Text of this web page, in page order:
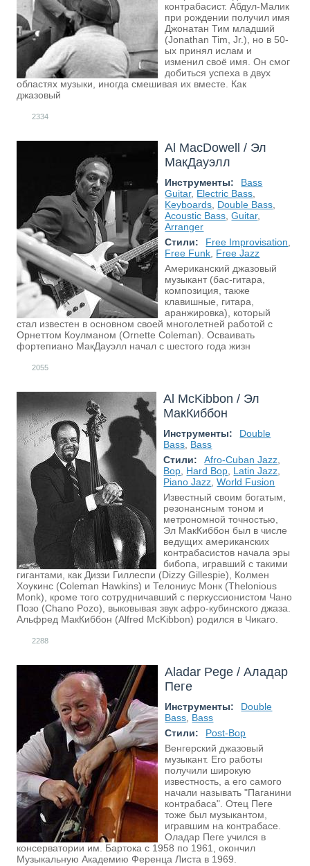
контрабасист. Абдул-Малик
при рождении получил имя
Джонатан Тим младший
(Jonathan Tim, Jr.), но в 50-
ых принял ислам и
изменил своё имя. Он смог
добиться успеха в двух
областях музыки, иногда смешивая их вместе. Как
джазовый
2334
Al MacDowell / Эл
МакДауэлл
Инструменты:
Bass
Guitar, Electric Bass
Keyboards Double Bass
Acoustic Bass ,Guitar,
Arranger
Стили:
Free Improvisation
Free Funk Free Jazz
Американский джазовый
музыкант (бас-гитара,
композиция, также
клавишные, гитара,
аранжировка), который
стал известен в основном своей многолетней работой с
Орнеттом Коулманом (Ornette Coleman). Осваивать
фортепиано МакДауэлл начал с шестого года жизн
2055
Al McKibbon / Эл
МакКиббон
Инструменты:
Double
Bass Bass
Стили:
Afro-Cuban Jazz
Bop Hard Bop Latin Jazz
Piano Jazz ,World Fusion
Известный своим богатым,
резонансным тоном и
метрономной точностью,
Эл МакКиббон был в числе
ведущих американских
контрабасистов начала эры
бибопа, игравший с такими
гигантами, как Диззи Гиллеспи (Dizzy Gillespie), Колмен
Хоукинс (Coleman Hawkins) и Телониус Монк (Thelonious
Monk), кроме того сотрудничавший с перкуссионистом Чано
Позо (Chano Pozo), выковывая звук афро-кубинского джаза.
Альфред МакКиббон (Alfred McKibbon) родился в Чикаго.
2288
Aladar Pege / Аладар
Пеге
Инструменты:
Double
Bass Bass
Стили:
Post-Bop
Венгерский джазовый
музыкант. Его работы
получили широкую
известность, а его самого
начали называть "Паганини
контрабаса". Отец Пеге
тоже был музыкантом,
игравшим на контрабасе.
Оладар Пеге учился в
консерватории им. Бартока с 1958 по 1961, окончил
Музыкальную Академию Ференца Листа в 1969.